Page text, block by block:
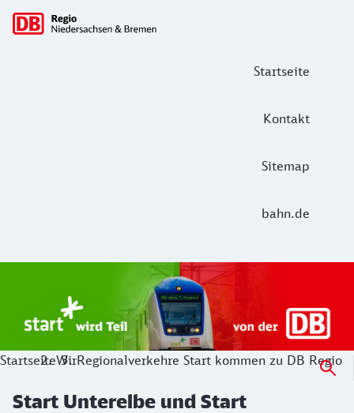
Startseite
Kontakt
Sitemap
bahn.de
Hauptnavigation
Start Unterelbe und Start
Ab August 2026 ist Start Teil der DB Regio. Ziel ist ein
StartseiteWirRegionalverkehre Start kommen zu DB Regio
Start Unterelbe und Start